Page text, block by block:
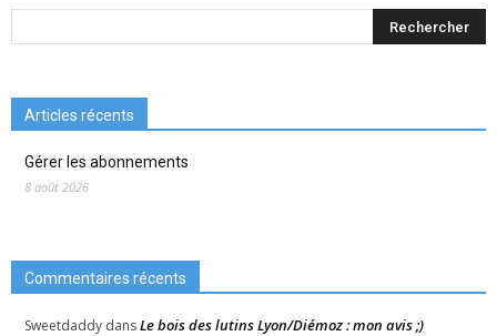
Articles récents
Gérer les abonnements
8 août 2026
Commentaires récents
Sweetdaddy dansLe bois des lutins Lyon/Diémoz : mon avis ;)